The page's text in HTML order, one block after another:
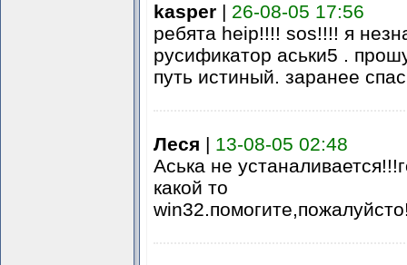
kasper| 26-08-05 17:56
ребята heip!!!! sos!!!! я
русификатор аськи5 .
путь истиный. заранее
Леся | 13-08-05 02:48
Аська не
какой то